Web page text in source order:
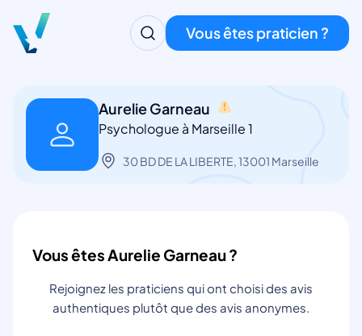
Vous êtes praticien ?
Aurelie Garneau
Psychologue à Marseille 1
30 BD DE LA LIBERTE, 13001 Marseille
Vous êtes Aurelie Garneau ?
Rejoignez les praticiens qui ont choisi des avis
authentiques plutôt que des avis anonymes.